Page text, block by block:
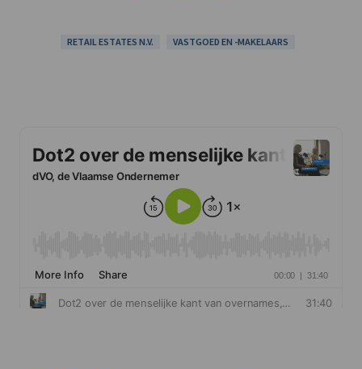
RETAIL ESTATES N.V. VASTGOED EN -MAKELAARS